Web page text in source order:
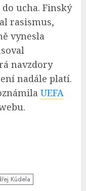
ucha. Finský
rasismus,
vynesla
navzdory
nadále platí.
UEFA
Kúdela